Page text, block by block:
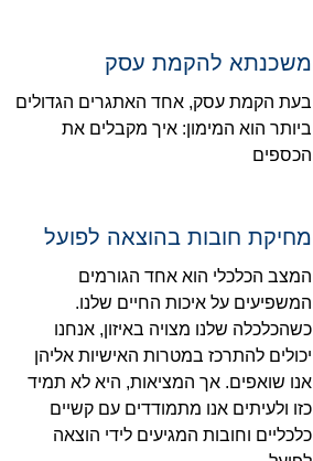
משכנתא להקמת עסק
בעת הקמת עסק, אחד האתגרים הגדולים
ביותר הוא המימון: איך מקבלים את
הכספים
מחיקת חובות בהוצאה לפועל
המצב הכלכלי הוא אחד הגורמים
המשפיעים על איכות החיים שלנו.
כשהכלכלה שלנו מצויה באיזון, אנחנו
יכולים להתרכז במטרות האישיות אליהן
אנו שואפים. אך המציאות, היא לא תמיד
כזו ולעיתים אנו מתמודדים עם קשיים
כלכליים וחובות המגיעים לידי הוצאה